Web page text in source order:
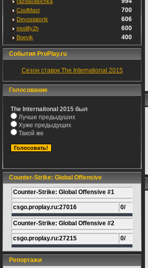
CoolMast 700
Devostatortk 606
modify2h 600
Boevik 400
События ProPlay.ru
Сезон ставок The International 2015
Голосование
The Internaitonal 2015 был
Лучше предыдуших
Хуже предыдущих
Такой же
Counter-Strike: Global Offensive
Counter-Strike: Global Offensive #1
csgo.proplay.ru:27016 0/
Counter-Strike: Global Offensive #2
csgo.proplay.ru:27215 0/
Репортажи